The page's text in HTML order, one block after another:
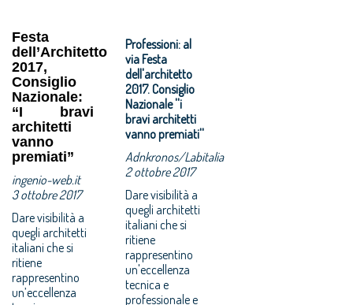
Festa
dell’Architetto
2017,
Consiglio
Nazionale:
“I bravi
architetti
vanno
premiati”
ingenio-web.it
3 ottobre 2017
Dare visibilità a
quegli architetti
italiani che si
ritiene
rappresentino
un’eccellenza
Professioni: al
via Festa
dell'architetto
2017. Consiglio
Nazionale ''i
bravi architetti
vanno premiati''
Adnkronos/Labitalia
2 ottobre 2017
Dare visibilità a
quegli architetti
italiani che si
ritiene
rappresentino
un'eccellenza
tecnica e
professionale e